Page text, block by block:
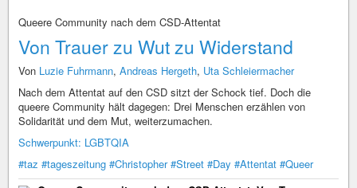
Queere Community nach dem CSD-Attentat
Von Trauer zu Wut zu Widerstand
Von Luzie Fuhrmann, Andreas Hergeth, Uta Schleiermacher
Nach dem Attentat auf den CSD sitzt der Schock tief. Doch die
queere Community hält dagegen: Drei Menschen erzählen von
Solidarität und dem Mut, weiterzumachen.
Schwerpunkt: LGBTQIA
#taz #tageszeitung #Christopher #Street #Day #Attentat #Queer